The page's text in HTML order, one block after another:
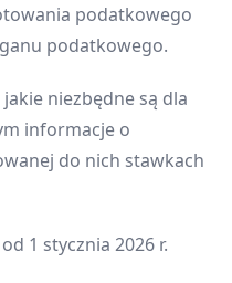
podatkowego
podatkowego.
niezbędne są dla
informacje o
do nich stawkach
1 stycznia 2026 r.